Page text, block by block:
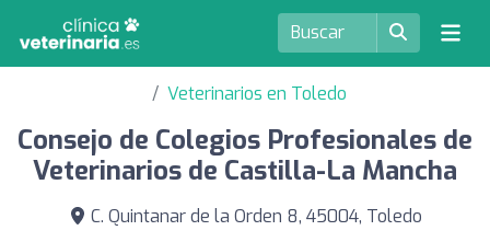
Veterinarios en Toledo
Consejo de Colegios Profesionales de
Veterinarios de Castilla-La Mancha
C. Quintanar de la Orden 8, 45004, Toledo